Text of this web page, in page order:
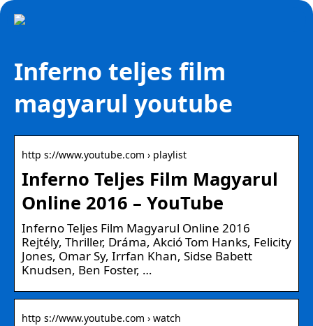
Inferno teljes film
magyarul youtube
http s://www.youtube.com › playlist
Inferno Teljes Film Magyarul
Online 2016 – YouTube
Inferno Teljes Film Magyarul Online 2016
Rejtély, Thriller, Dráma, Akció Tom Hanks, Felicity
Jones, Omar Sy, Irrfan Khan, Sidse Babett
Knudsen, Ben Foster, …
http s://www.youtube.com › watch